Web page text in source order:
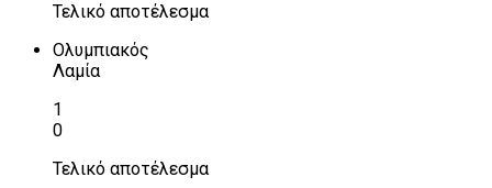
Τελικό αποτέλεσμα
Ολυμπιακός
Λαμία
1
0
Τελικό αποτέλεσμα